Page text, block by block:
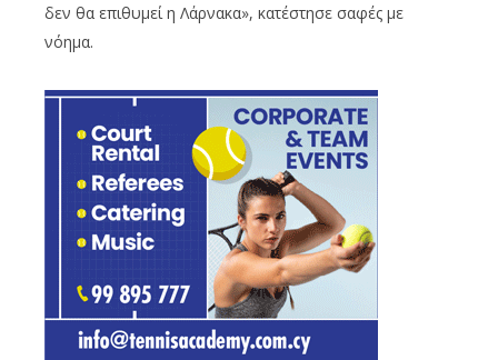
δεν θα επιθυμεί η Λάρνακα», κατέστησε σαφές με
νόημα.